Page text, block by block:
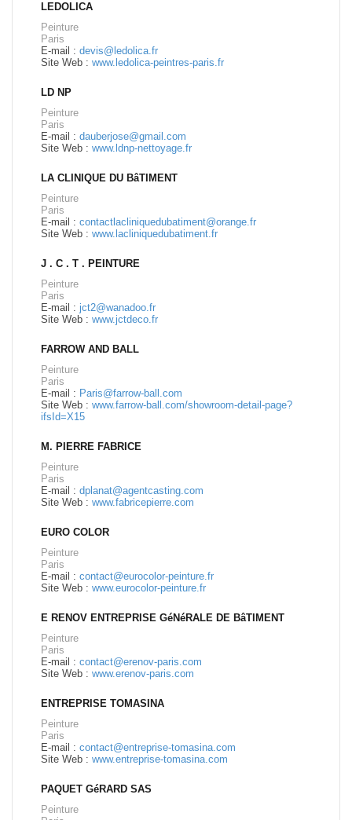
LEDOLICA
Peinture
Paris
E-mail : devis@ledolica.fr
Site Web : www.ledolica-peintres-paris.fr
LD NP
Peinture
Paris
E-mail : dauberjose@gmail.com
Site Web : www.ldnp-nettoyage.fr
LA CLINIQUE DU BâTIMENT
Peinture
Paris
E-mail : contactlacliniquedubatiment@orange.fr
Site Web : www.lacliniquedubatiment.fr
J . C . T . PEINTURE
Peinture
Paris
E-mail : jct2@wanadoo.fr
Site Web : www.jctdeco.fr
FARROW AND BALL
Peinture
Paris
E-mail : Paris@farrow-ball.com
Site Web : www.farrow-ball.com/showroom-detail-page?
ifsId=X15
M. PIERRE FABRICE
Peinture
Paris
E-mail : dplanat@agentcasting.com
Site Web : www.fabricepierre.com
EURO COLOR
Peinture
Paris
E-mail : contact@eurocolor-peinture.fr
Site Web : www.eurocolor-peinture.fr
E RENOV ENTREPRISE GéNéRALE DE BâTIMENT
Peinture
Paris
E-mail : contact@erenov-paris.com
Site Web : www.erenov-paris.com
ENTREPRISE TOMASINA
Peinture
Paris
E-mail : contact@entreprise-tomasina.com
Site Web : www.entreprise-tomasina.com
PAQUET GéRARD SAS
Peinture